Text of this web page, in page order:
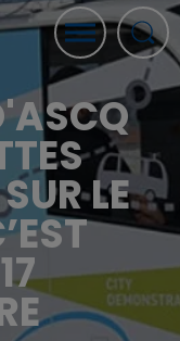
LE